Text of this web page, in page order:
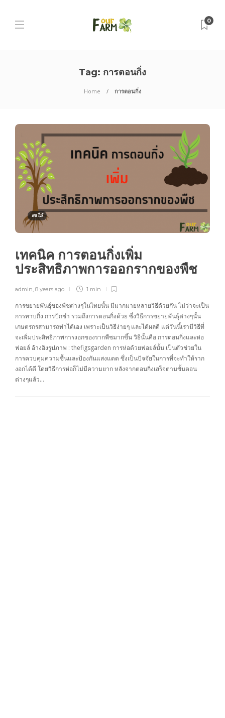
0
Tag: การตอนกิ่ง
Home การตอนกิ่ง
ผลไม้
เทคนิค การตอนกิ่งเพิ่ม
ประสิทธิภาพการออกรากของพืช
admin, 8 years ago 1 min
การขยายพันธุ์ของพืชต่างๆในไทยนั้น มีมากมายหลายวิธีด้วยกัน ไม่ว่าจะเป็น
การทาบกิ่ง การปักชำ รวมถึงการตอนกิ่งด้วย ซึ่งวิธีการขยายพันธุ์ต่างๆนั้น
เกษตรกรสามารถทำได้เอง เพราะเป็นวิธีง่ายๆ และได้ผลดี แต่วันนี้เรามีวิธีที่
จะเพิ่มประสิทธิภาพการงอกของรากพืชมากขึ้น วิธีนั้นคือ การตอนกิ่งและห่อ
ฟอยล์ อ้างอิงรูปภาพ : thefigsgarden การห่อด้วยฟอยล์นั้น เป็นตัวช่วยใน
การควบคุมความชื้นและป้องกันแสงแดด ซึ่งเป็นปัจจัยในการที่จะทำให้ราก
งอกได้ดี โดยวิธีการห่อก็ไม่มีความยาก หลังจากตอนกิ่งเสร็จตามขั้นตอน
ต่างๆแล้ว…